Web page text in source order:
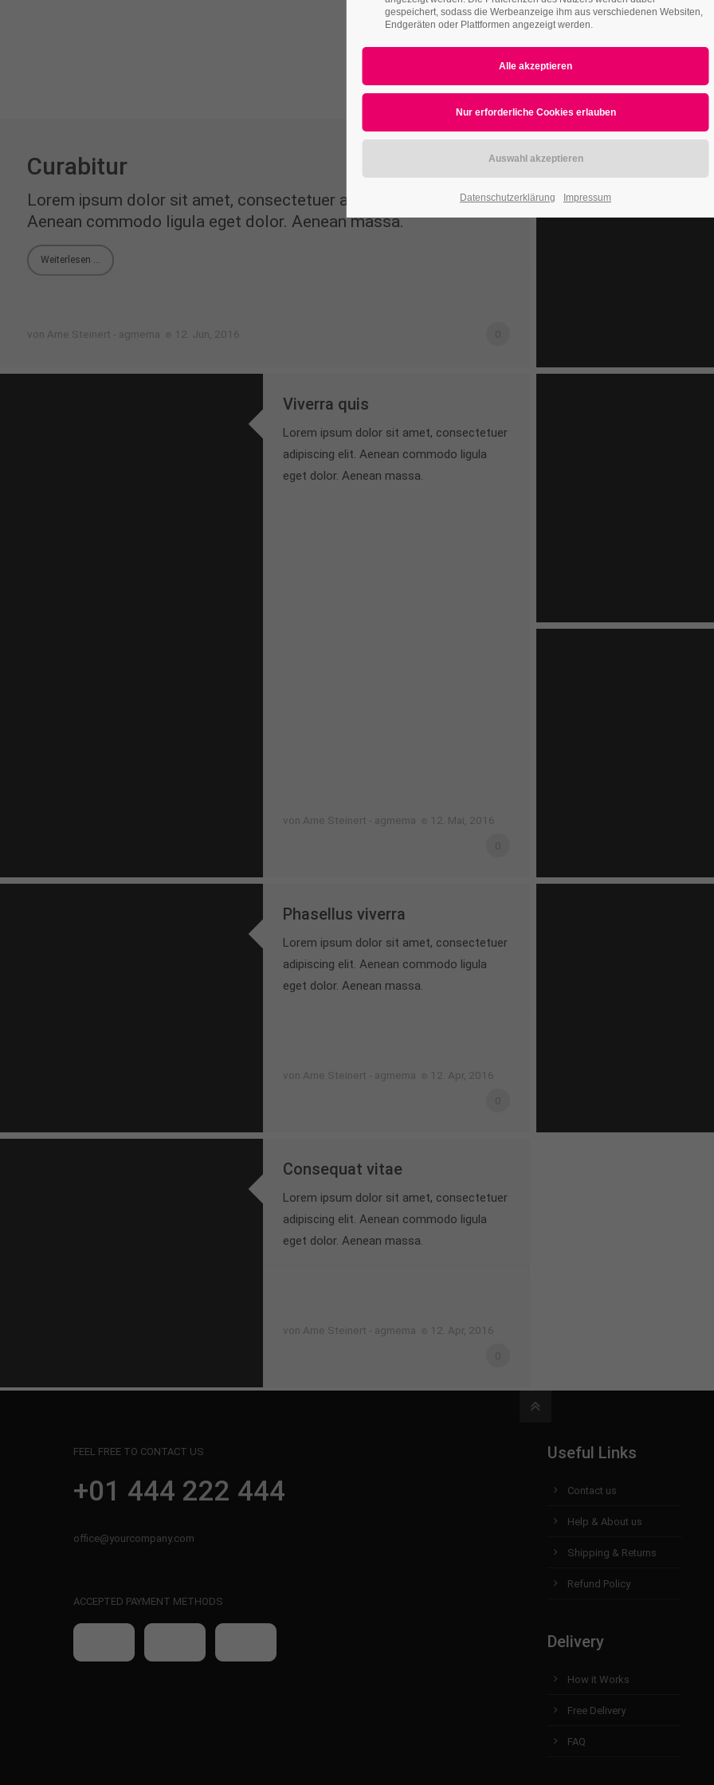
Curabitur
Lorem ipsum dolor sit amet, consectetuer adipiscing elit.
Aenean commodo ligula eget dolor. Aenean massa.
Weiterlesen …
von Arne Steinert - agmema 12. Jun, 2016
Viverra quis
Lorem ipsum dolor sit amet, consectetuer
adipiscing elit. Aenean commodo ligula
eget dolor. Aenean massa.
von Arne Steinert - agmema
12. Mai, 2016
Phasellus viverra
Lorem ipsum dolor sit amet, consectetuer
adipiscing elit. Aenean commodo ligula
eget dolor. Aenean massa.
von Arne Steinert - agmema
12. Apr, 2016
Consequat vitae
Lorem ipsum dolor sit amet, consectetuer
adipiscing elit. Aenean commodo ligula
eget dolor. Aenean massa.
von Arne Steinert - agmema
12. Apr, 2016
FEEL FREE TO CONTACT US
+01 444 222 444
office@yourcompany.com
ACCEPTED PAYMENT METHODS
Useful Links
Contact us
Help & About us
Shipping & Returns
Refund Policy
Delivery
How it Works
Free Delivery
FAQ
gespeichert, sodass die Werbeanzeige ihm aus verschiedenen Websiten,
Endgeräten oder Plattformen angezeigt werden.
Datenschutzerklärung Impressum